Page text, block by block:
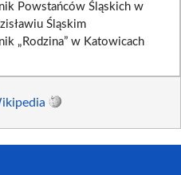
Powstańców Śląskich w
Śląskim
„Rodzina” w Katowicach